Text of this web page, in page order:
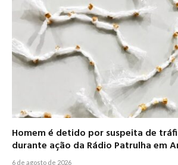
Homem é detido por suspeita de
durante ação da Rádio Patrulha em
6 de agosto de 2026